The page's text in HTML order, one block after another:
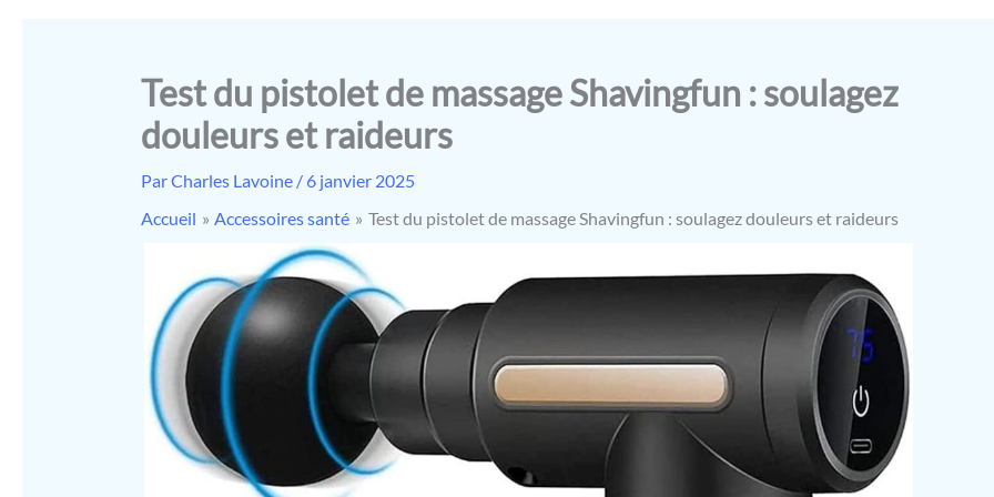
Test du pistolet de massage Shavingfun : soulagez
douleurs et raideurs
ParCharles Lavoine / 6 janvier 2025
Accueil
Accessoires santé Test du pistolet de massage Shavingfun : soulagez douleurs et raideurs